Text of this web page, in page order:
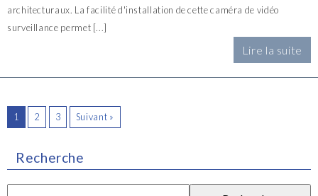
architecturaux. La facilité d'installation de cette caméra de vidéo
surveillance permet [...]
Lire la suite
1 2 3 Suivant »
Recherche